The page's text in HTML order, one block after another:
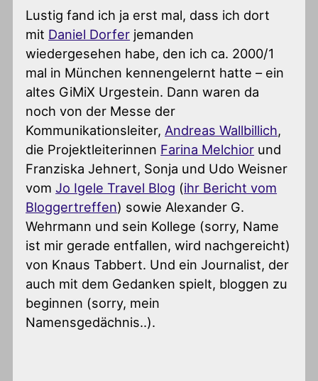
Lustig fand ich ja erst mal, dass ich dort
mit Daniel Dorfer jemanden
wiedergesehen habe, den ich ca. 2000/1
mal in München kennengelernt hatte – ein
altes GiMiX Urgestein. Dann waren da
noch von der Messe der
Kommunikationsleiter, Andreas Wallbillich,
die Projektleiterinnen Farina Melchior und
Franziska Jehnert, Sonja und Udo Weisner
vomJo Igele Travel Blog (ihr Bericht vom
Bloggertreffen) sowie Alexander G.
Wehrmann und sein Kollege (sorry, Name
ist mir gerade entfallen, wird nachgereicht)
von Knaus Tabbert. Und ein Journalist, der
auch mit dem Gedanken spielt, bloggen zu
beginnen (sorry, mein
Namensgedächnis..).